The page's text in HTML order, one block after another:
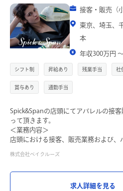
●業界屈指の大手アパレル企業で接客
ます
●接客販売未経験の方や接客販売ベテ
●勤続年数や雇用形態に関係なく出て
価する社風です！
接客・販売（
東京、埼玉、
本
年収300万円
シフト制 昇給あり 残業手当 社
賞与あり 通勤手当
Spick&Spanの店頭にてアパレルの接
って頂きます。
＜業務内容＞
店頭における接客、販売業務および、
また、経験とスキルおよび、店舗環境
Charming Days 新しいことにワクワ
株式会社ベイクルーズ
求人詳細を見る